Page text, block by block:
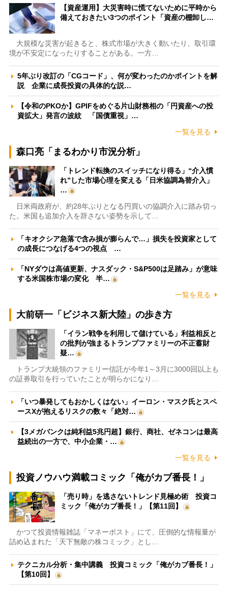
【資産運用】大災害時に慌てないために平時から
備えておきたい3つのポイント「資産の棚卸し…
大規模な災害が起きると、株式市場が大きく動いたり、取引環
境が不安定になったりすることがある。一方…
5年ぶり改訂の「CGコード」、何が変わったのかポイントを解
説 企業に成長投資の具体的な説…
【令和のPKOか】GPIFをめぐる片山財務相の「円資産への投
資拡大」発言の波紋 「国債重視」…
一覧を見る
森口亮「まるわかり市況分析」
「トレンド転換のスイッチになり得る」“介入慣
れ”した市場心理を変える「日米協調為替介入」
…
日米両政府が、約28年ぶりとなる円買いの協調介入に踏み切っ
た。米国も追加介入を辞さない姿勢を示して…
「キオクシア急落で含み損が膨らんで…」損失を投資家として
の成長につなげる4つの視点 …
「NYダウは高値更新、ナスダック・S&P500は足踏み」が意味
する米国株市場の変化 半…
一覧を見る
大前研一「ビジネス新大陸」の歩き方
「イラン戦争を利用して儲けている」利益相反と
の批判が強まるトランプファミリーの不正蓄財
疑…
トランプ大統領のファミリー信託が今年1～3月に3000回以上も
の証券取引を行っていたことが明らかになり…
「いつ暴発してもおかしくはない」イーロン・マスク氏とスペ
ースXが抱えるリスクの数々「絶対…
【3メガバンクは純利益5兆円超】銀行、商社、ゼネコンは最高
益続出の一方で、中小企業・…
一覧を見る
投資ノウハウ満載コミック「俺がカブ番長！」
「売り時」を逃さないトレンド見極め術 投資コ
ミック「俺がカブ番長！」【第11回】
かつて投資情報雑誌「マネーポスト」にて、圧倒的な情報量が
詰め込まれた「天下無敵の株コミック」とし…
テクニカル分析・集中講義 投資コミック「俺がカブ番長！」
【第10回】